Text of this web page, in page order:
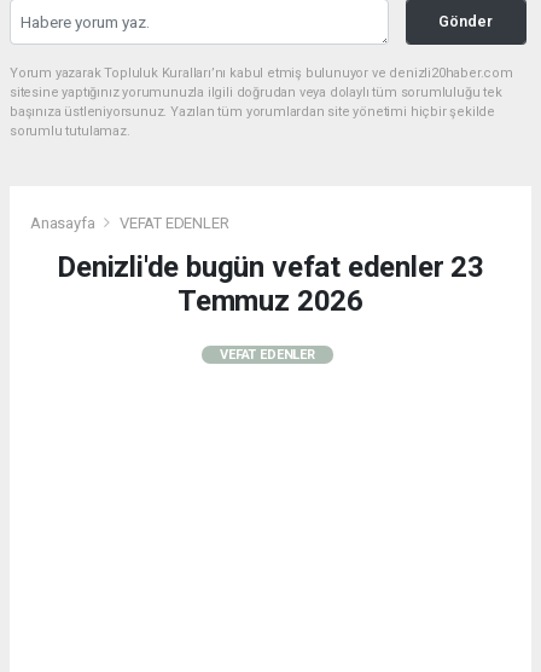
Gönder
Yorum yazarak Topluluk Kuralları’nı kabul etmiş bulunuyor ve denizli20haber.com
sitesine yaptığınız yorumunuzla ilgili doğrudan veya dolaylı tüm sorumluluğu tek
başınıza üstleniyorsunuz. Yazılan tüm yorumlardan site yönetimi hiçbir şekilde
sorumlu tutulamaz.
Anasayfa VEFAT EDENLER
Denizli'de bugün vefat edenler 23
Temmuz 2026
VEFAT EDENLER